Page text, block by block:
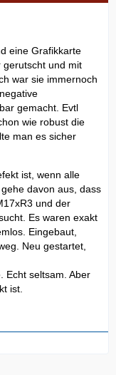
eine Grafikkarte
gerutscht und mit
war sie immernoch
gemacht. Evtl
wie robust die
man es sicher
ist, wenn alle
davon aus, dass
und der
Es waren exakt
Eingebaut,
Neu gestartet,
Echt seltsam. Aber
ist.